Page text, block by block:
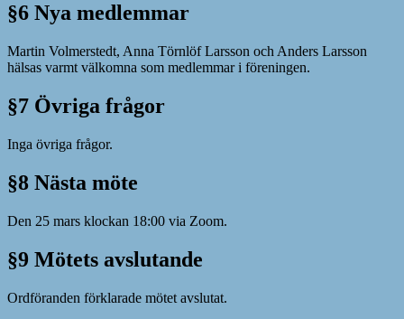
§6 Nya medlemmar
Martin Volmerstedt, Anna Törnlöf Larsson och Anders Larsson
hälsas varmt välkomna som medlemmar i föreningen.
§7 Övriga frågor
Inga övriga frågor.
§8 Nästa möte
Den 25 mars klockan 18:00 via Zoom.
§9 Mötets avslutande
Ordföranden förklarade mötet avslutat.